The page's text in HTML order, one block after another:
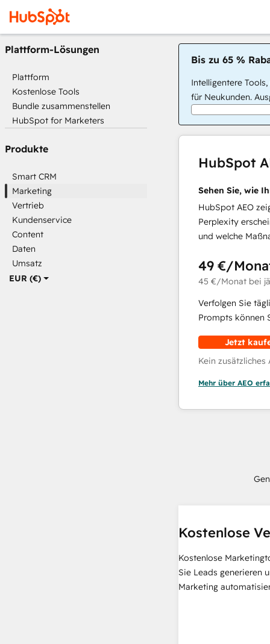
EUR (€)
Plattform-Lösungen
Plattform
Kostenlose Tools
Bundle zusammenstellen
HubSpot for Marketers
Produkte
Smart CRM
Marketing
Vertrieb
Kundenservice
Content
Daten
Umsatz
Bis zu 65 %
Intelligentere
für Neukunden.
HubSpot
Sehen Sie, wie
HubSpot AEO
Perplexity
und welche
49 €/
45 €/Monat bei
Verfolgen Sie
Prompts können
Jetzt
Kein
Mehr über AEO
Kostenlose
Kostenlose
Sie Leads generieren
Marketing